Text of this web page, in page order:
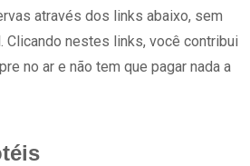
através dos links abaixo, sem
Clicando nestes links, você contribui
no ar e não tem que pagar nada a